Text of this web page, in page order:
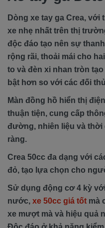
Dòng xe tay ga Crea,
xe nhẹ nhất trên thị
độc đáo tạo nên sự
rộng rãi, thoải mái cho
to và đèn xi nhan tròn
bật hơn so với các đối
Màn đồng hồ hiển thị
thuận tiện, cung cấp
đường, nhiên liệu và thời
ràng.
Crea 50cc đa dạng với
đỏ, tạo lựa chọn cho
Sử dụng động cơ 4 kỳ
nước, xe 50cc giá tốt mà
xe mượt mà và hiệu quả